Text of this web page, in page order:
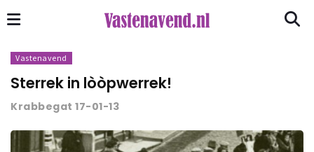
Vastenavend
Sterrek in lòòpwerrek!
Krabbegat 17-01-13